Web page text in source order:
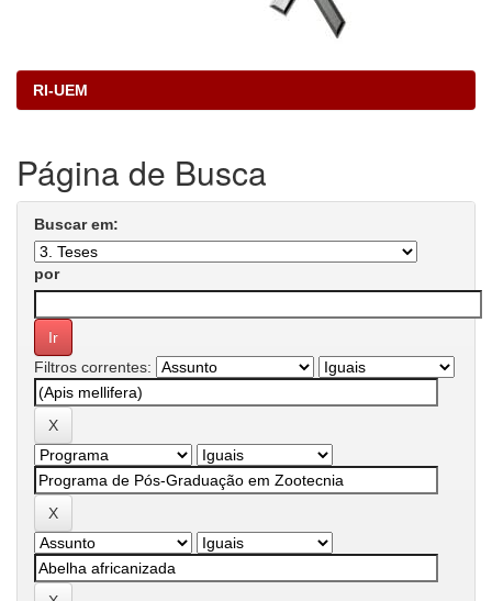
RI-UEM
Página de Busca
Buscar em:
por
Filtros correntes: